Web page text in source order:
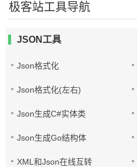
极客站工具导航
JSON工具
Json格式化
Json格式化(左右)
Json生成C#实体类
Json生成Go结构体
XML和Json在线互转